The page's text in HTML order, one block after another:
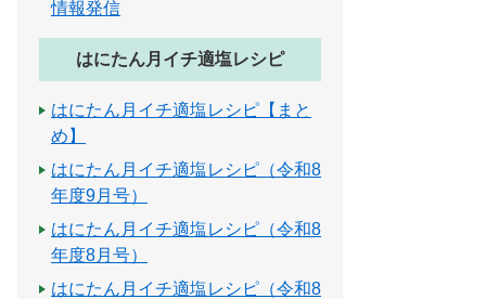
情報発信
はにたん月イチ適塩レシピ
はにたん月イチ適塩レシピ【まと
め】
はにたん月イチ適塩レシピ（令和8
年度9月号）
はにたん月イチ適塩レシピ（令和8
年度8月号）
はにたん月イチ適塩レシピ（令和8